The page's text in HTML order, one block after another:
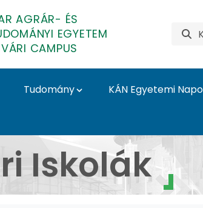
AGRÁR- ÉS
EGYETEM
CAMPUS
Tudomány
KÁN Egyetemi
Iskolák